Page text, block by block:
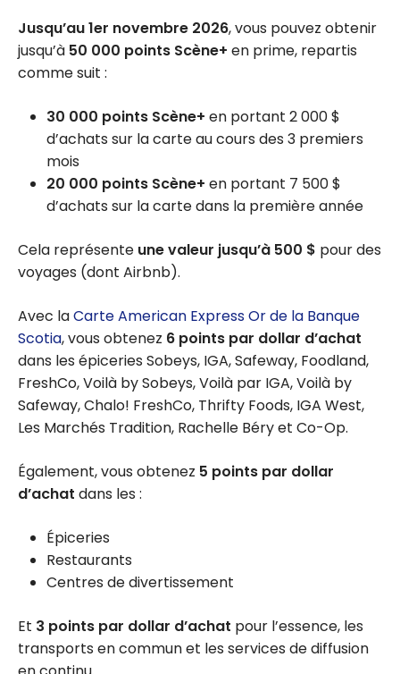
Jusqu’au 1er novembre 2026, vous pouvez obtenir
jusqu’à 50 000 points Scène+ en prime, repartis
comme suit :
30 000 points Scène+ en portant 2 000 $
d’achats sur la carte au cours des 3 premiers
mois
20 000 points Scène+ en portant 7 500 $
d’achats sur la carte dans la première année
Cela représente une valeur jusqu’à 500 $ pour des
voyages (dont Airbnb).
Avec laCarte American Express Or de la Banque
Scotia, vous obtenez 6 points par dollar d’achat
dans les épiceries Sobeys, IGA, Safeway, Foodland,
FreshCo, Voilà by Sobeys, Voilà par IGA, Voilà by
Safeway, Chalo! FreshCo, Thrifty Foods, IGA West,
Les Marchés Tradition, Rachelle Béry et Co-Op.
Également, vous obtenez 5 points par dollar
d’achat dans les :
Épiceries
Restaurants
Centres de divertissement
Et 3 points par dollar d’achat pour l’essence, les
transports en commun et les services de diffusion